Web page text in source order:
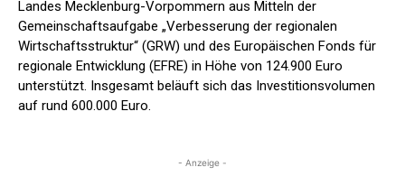
Landes Mecklenburg-Vorpommern aus Mitteln der
Gemeinschaftsaufgabe „Verbesserung der regionalen
Wirtschaftsstruktur“ (GRW) und des Europäischen Fonds für
regionale Entwicklung (EFRE) in Höhe von 124.900 Euro
unterstützt. Insgesamt beläuft sich das Investitionsvolumen
auf rund 600.000 Euro.
- Anzeige -